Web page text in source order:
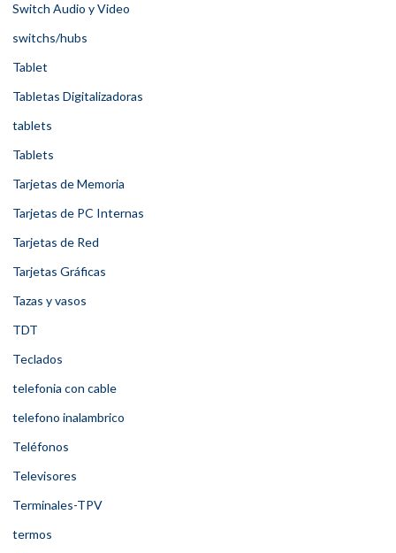
Switch Audio y Video
switchs/hubs
Tablet
Tabletas Digitalizadoras
tablets
Tablets
Tarjetas de Memoria
Tarjetas de PC Internas
Tarjetas de Red
Tarjetas Gráficas
Tazas y vasos
TDT
Teclados
telefonia con cable
telefono inalambrico
Teléfonos
Televisores
Terminales-TPV
termos